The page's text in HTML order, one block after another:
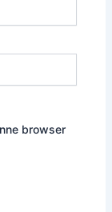
browser